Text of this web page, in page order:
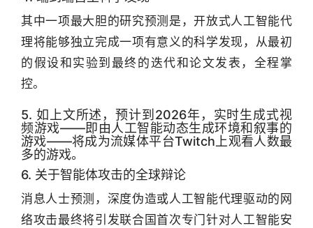
其中一项最大胆的研究预测是，开放式人工智能代
理将能够独立完成一项有意义的科学发现，从最初
的假设和实验到最终的迭代和论文发表，全程掌
控。
5. 如上文所述，预计到2026年，实时生成式视
频游戏——即由人工智能动态生成环境和叙事的
游戏——将成为流媒体平台Twitch上观看人数最
多的游戏。
6. 关于智能体攻击的全球辩论
消息人士预测，深度伪造或人工智能代理驱动的网
络攻击最终将引发联合国首次专门针对人工智能安